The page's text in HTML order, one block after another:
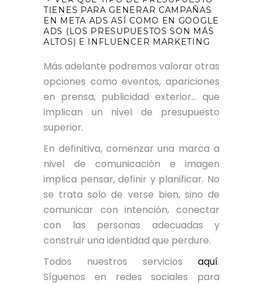
TIENES PARA GENERAR CAMPAÑAS
EN META ADS ASÍ COMO EN GOOGLE
ADS (LOS PRESUPUESTOS SON MÁS
ALTOS) E INFLUENCER MARKETING
Más adelante podremos valorar otras
opciones como eventos, apariciones
en prensa, publicidad exterior… que
implican un nivel de presupuesto
superior.
En definitiva, comenzar una marca a
nivel de comunicación e imagen
implica pensar, definir y planificar. No
se trata solo de verse bien, sino de
comunicar con intención, conectar
con las personas adecuadas y
construir una identidad que perdure.
Todos nuestros servicios aquí.
Síguenos en redes sociales para